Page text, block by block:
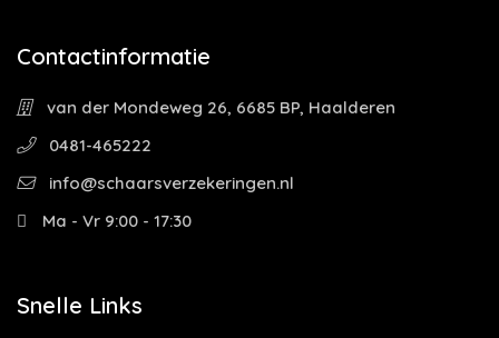
Contactinformatie
van der Mondeweg 26, 6685 BP, Haalderen
0481-465222
info@schaarsverzekeringen.nl
Ma - Vr 9:00 - 17:30
Snelle Links